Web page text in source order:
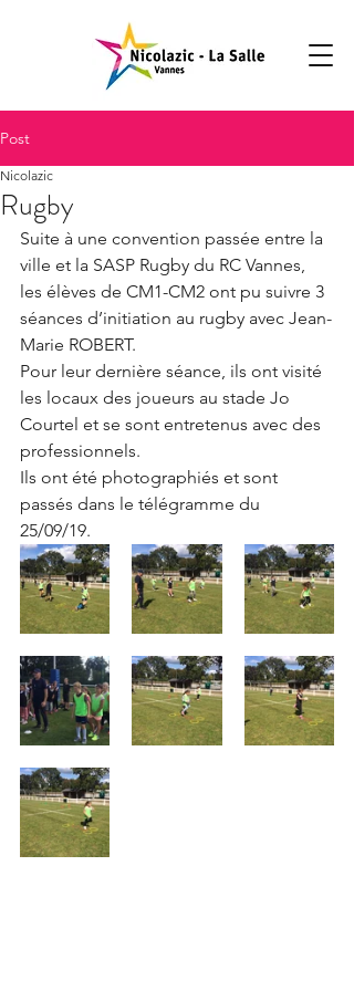
Post
Rugby
Nicolazic
Suite à une convention passée entre la
ville et la SASP Rugby du RC Vannes,
les élèves de CM1-CM2 ont pu suivre 3
séances d’initiation au rugby avec Jean-
Marie ROBERT.
Pour leur dernière séance, ils ont visité
les locaux des joueurs au stade Jo
Courtel et se sont entretenus avec des
professionnels.
Ils ont été photographiés et sont
passés dans le télégramme du
25/09/19.